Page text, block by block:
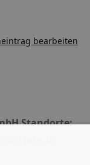
bearbeiten
Standorte: